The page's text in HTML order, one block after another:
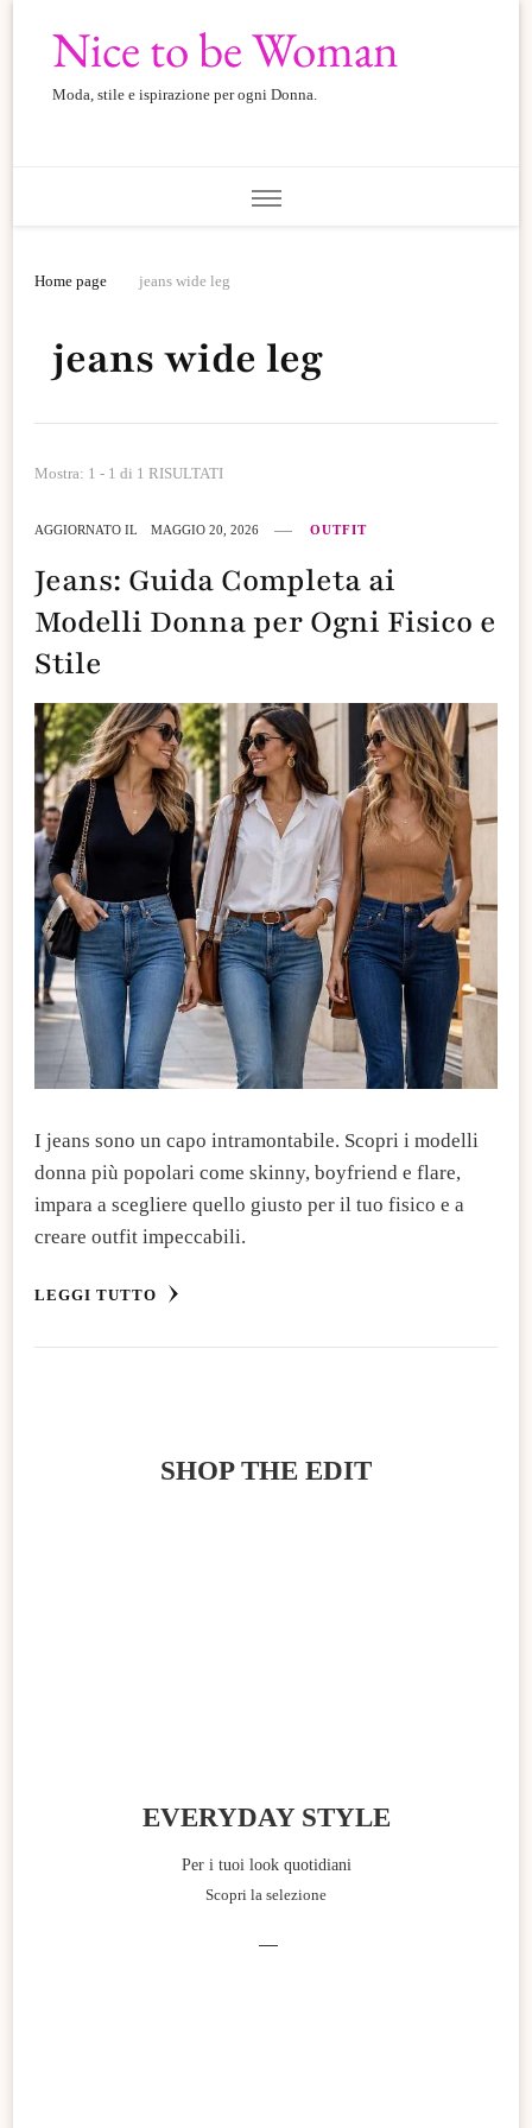
Nice to be Woman
Moda, stile e ispirazione per ogni Donna.
Home page jeans wide leg
jeans wide leg
Mostra: 1 - 1 di 1 RISULTATI
AGGIORNATO IL MAGGIO 20, 2026 OUTFIT
Jeans: Guida Completa ai
Modelli Donna per Ogni Fisico e
Stile
I jeans sono un capo intramontabile. Scopri i modelli
donna più popolari come skinny, boyfriend e flare,
impara a scegliere quello giusto per il tuo fisico e a
creare outfit impeccabili.
LEGGI TUTTO
SHOP THE EDIT
EVERYDAY STYLE
Per i tuoi look quotidiani
Scopri la selezione